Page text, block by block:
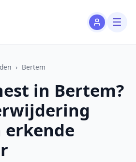
› Bertem
in Bertem?
erkende